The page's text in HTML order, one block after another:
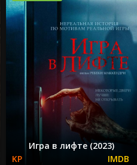
Игра в лифте (2023)